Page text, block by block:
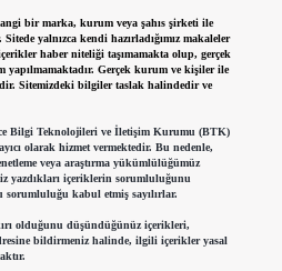
bir marka, kurum veya şahıs şirketi ile
yalnızca kendi hazırladığımız makaleler
haber niteliği taşımamakta olup, gerçek
yapılmamaktadır. Gerçek kurum ve kişiler ile
Sitemizdeki bilgiler taslak halindedir ve
Bilgi Teknolojileri ve İletişim Kurumu (BTK)
olarak hizmet vermektedir. Bu nedenle,
veya araştırma yükümlülüğümüz
yazdıkları içeriklerin sorumluluğunu
sorumluluğu kabul etmiş sayılırlar.
olduğunu düşündüğünüz içerikleri,
bildirmeniz halinde, ilgili içerikler yasal